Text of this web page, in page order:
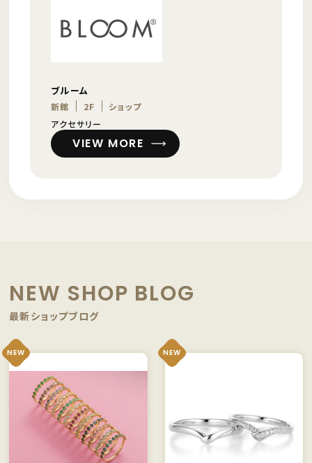
ブルーム
新館 2F
ショップ
アクセサリー
VIEW MORE
NEW SHOP BLOG
最新ショップブログ
NEW NEW